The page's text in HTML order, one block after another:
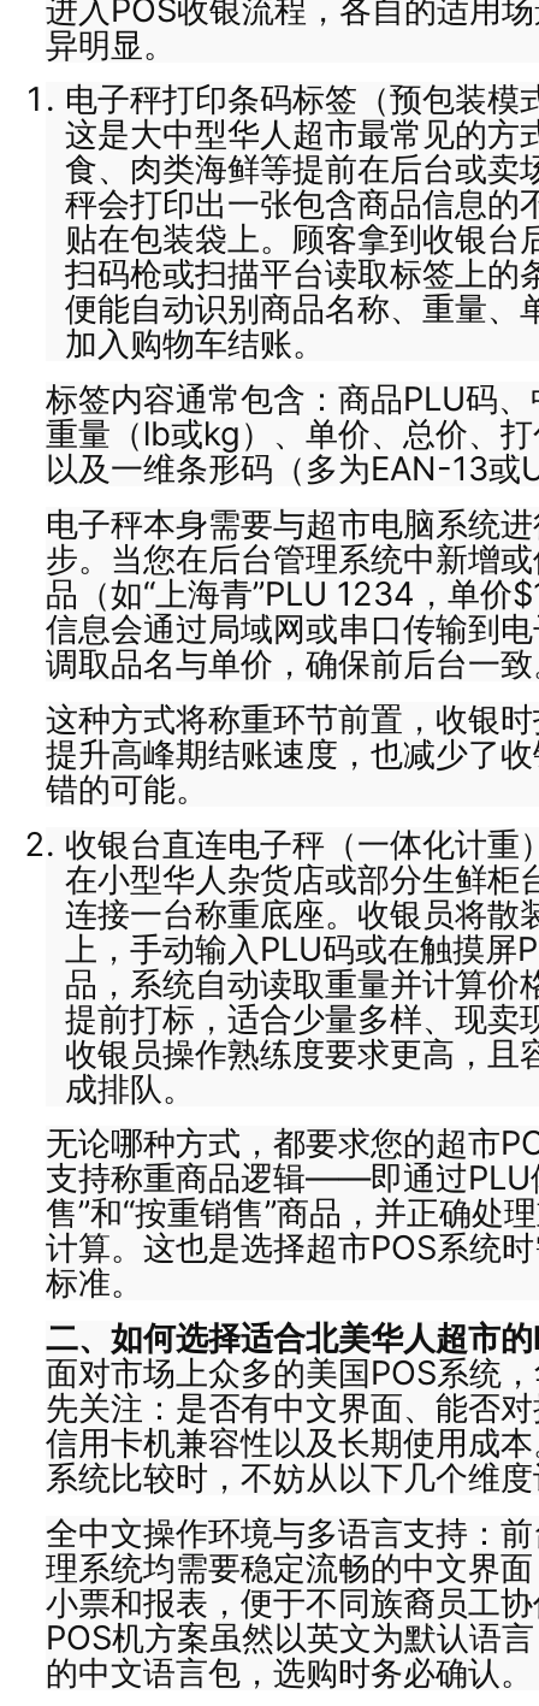
进入POS收银流程，各自的适用
异明显。
电子秤打印条码标签（预包装模
这是大中型华人超市最常见的方
食、肉类海鲜等提前在后台或卖
秤会打印出一张包含商品信息的
贴在包装袋上。顾客拿到收银台
扫码枪或扫描平台读取标签上的
便能自动识别商品名称、重量、
加入购物车结账。
标签内容通常包含：商品PLU码
重量（lb或kg）、单价、总价、
以及一维条形码（多为EAN-13或
电子秤本身需要与超市电脑系统
步。当您在后台管理系统中新增
品（如“上海青”PLU 1234，单价
信息会通过局域网或串口传输到
调取品名与单价，确保前后台一
这种方式将称重环节前置，收银
提升高峰期结账速度，也减少了
错的可能。
收银台直连电子秤（一体化计重
在小型华人杂货店或部分生鲜柜
连接一台称重底座。收银员将散
上，手动输入PLU码或在触摸屏
品，系统自动读取重量并计算价
提前打标，适合少量多样、现卖
收银员操作熟练度要求更高，且
成排队。
无论哪种方式，都要求您的超市
支持称重商品逻辑——即通过PLU
售”和“按重销售”商品，并正确处
计算。这也是选择超市POS系统
标准。
二、如何选择适合北美华人超市
面对市场上众多的美国POS系统
先关注：是否有中文界面、能否
信用卡机兼容性以及长期使用成
系统比较时，不妨从以下几个维
全中文操作环境与多语言支持：
理系统均需要稳定流畅的中文界
小票和报表，便于不同族裔员工
POS机方案虽然以英文为默认语
的中文语言包，选购时务必确认。